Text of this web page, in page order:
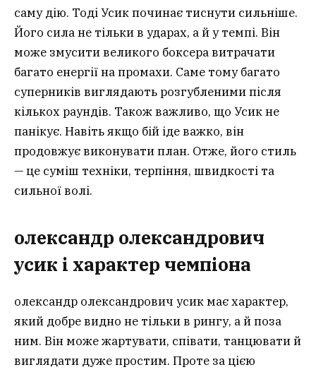
саму дію. Тоді Усик починає тиснути сильніше.
Його сила не тільки в ударах, а й у темпі. Він
може змусити великого боксера витрачати
багато енергії на промахи. Саме тому багато
суперників виглядають розгубленими після
кількох раундів. Також важливо, що Усик не
панікує. Навіть якщо бій іде важко, він
продовжує виконувати план. Отже, його стиль
— це суміш техніки, терпіння, швидкості та
сильної волі.
олександр олександрович
усик і характер чемпіона
олександр олександрович усик має характер,
який добре видно не тільки в рингу, а й поза
ним. Він може жартувати, співати, танцювати й
виглядати дуже простим. Проте за цією